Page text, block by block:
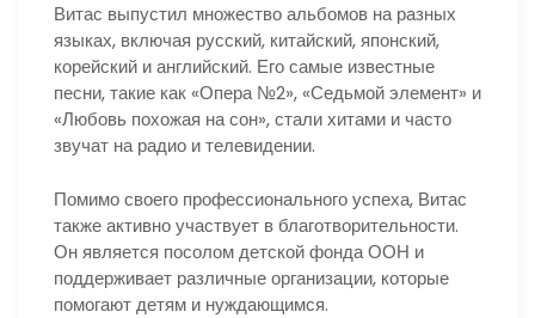
Витас выпустил множество альбомов на разных
языках, включая русский, китайский, японский,
корейский и английский. Его самые известные
песни, такие как «Опера №2», «Седьмой элемент» и
«Любовь похожая на сон», стали хитами и часто
звучат на радио и телевидении.
Помимо своего профессионального успеха, Витас
также активно участвует в благотворительности.
Он является посолом детской фонда ООН и
поддерживает различные организации, которые
помогают детям и нуждающимся.